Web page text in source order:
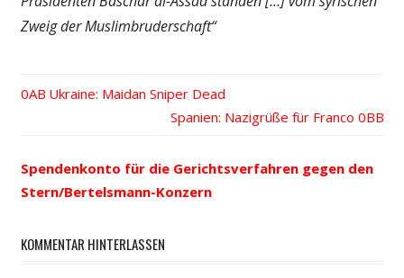
Zweig der Muslimbruderschaft“
Vorheriger
Ukraine: Maidan Sniper Dead
Nächster
Spanien: Nazigrüße für Franco
Spendenkonto für die Gerichtsverfahren gegen den
Stern/Bertelsmann-Konzern
KOMMENTAR HINTERLASSEN